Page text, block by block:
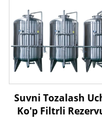
Suvni Tozalash
Ko'p Filtrli